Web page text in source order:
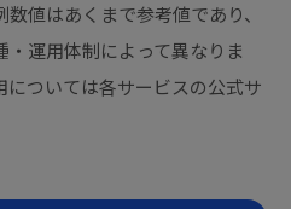
値はあくまで参考値であり、
運用体制によって異なりま
については各サービスの公式サ